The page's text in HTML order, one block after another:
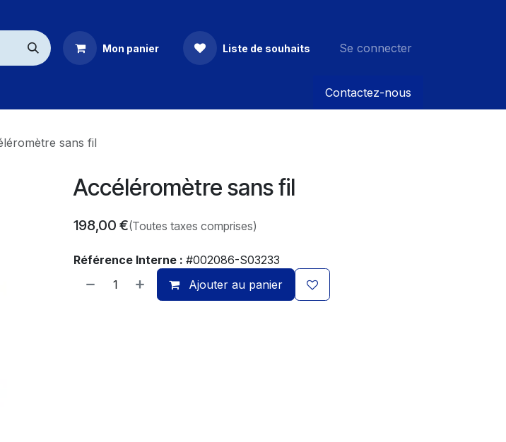
Mon panier Liste de souhaits Se connecter
Contactez-nous
sans fil
Accéléromètre sans fil
198,00 €(Toutes taxes comprises)
Référence Interne : #002086-S03233
Ajouter au panier